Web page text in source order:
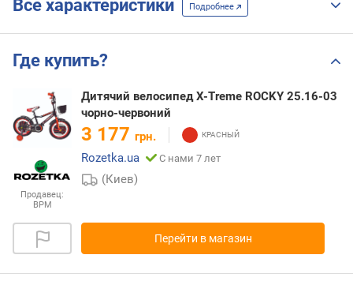
Все характеристики Подробнее
Где купить?
Продавец:
BPM
Дитячий велосипед X-Treme ROCKY 25.16-03
чорно-червоний
3 177 грн.
Rozetka.ua
С нами 7 лет
(Киев)
Перейти в магазин